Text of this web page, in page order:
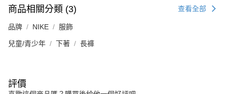
商品相關分類 (3) 查看全部
品牌 NIKE 服飾
兒童/青少年 下著 長褲
評價